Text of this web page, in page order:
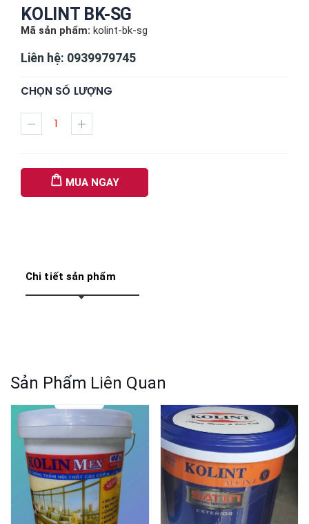
KOLINT BK-SG
Mã sản phẩm: kolint-bk-sg
Liên hệ: 0939979745
CHỌN SỐ LƯỢNG
MUA NGAY
Chi tiết sản phẩm
Sản Phẩm Liên Quan